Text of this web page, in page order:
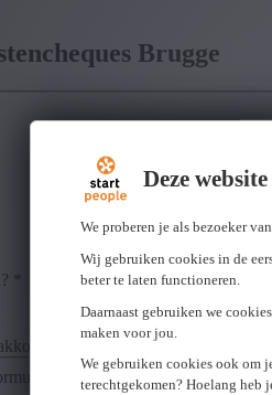
Deze
We proberen je als bezoeker
Wij gebruiken cookies in de
beter te laten functioneren.
Daarnaast gebruiken we
maken voor jou.
We gebruiken cookies ook om
terechtgekomen? Hoelang heb
Brugge
met de privacy policy
te ontvangen